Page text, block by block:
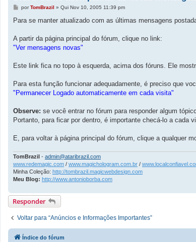
M
n
g
e
m
porTomBrazil » Qui Nov 10, 2005 11:39 pm
Para se manter atualizado com as últimas mensagens
A partir da página principal do fórum, clique no link:
"Ver mensagens novas"
Este link fica no topo à esquerda, acima dos fóruns. Ele
Para esta função funcionar adequadamente, é preciso que
"Permanecer Logado automaticamente em cada visita"
Observe: se você entrar no fórum para responder algum
Portanto, para ficar por dentro, é importante checá-lo a cada
E, para voltar à página principal do fórum, clique a qualquer
TomBrazil - admin@ataribrazil.com
www.redemagic.com / www.magichologram.com.br /
Minha Coleção: http://tombrazil.magicwebdesign.com
Meu Blog: http://www.antonioborba.com
Responder
Voltar para “Anúncios e Informações Importantes”
Índice do fórum